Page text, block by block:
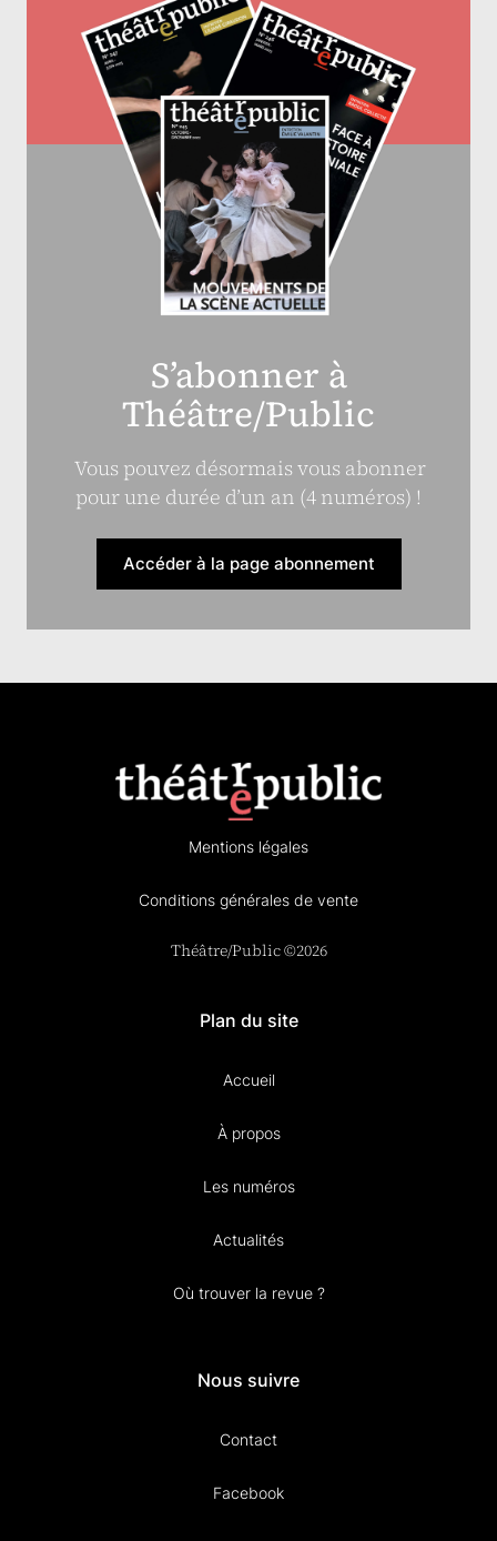
S’abonner à
Théâtre/Public
Vous pouvez désormais vous abonner
pour une durée d’un an (4 numéros) !
Accéder à la page abonnement
Mentions légales
Conditions générales de vente
Théâtre/Public ©2026
Plan du site
Accueil
À propos
Les numéros
Actualités
Où trouver la revue ?
Nous suivre
Contact
Facebook